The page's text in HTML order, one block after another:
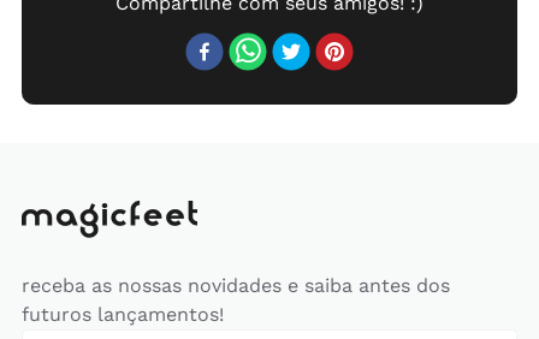
receba as nossas novidades e saiba antes dos
futuros lançamentos!